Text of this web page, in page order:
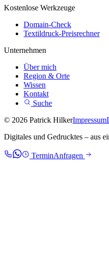
Kostenlose Werkzeuge
Domain-Check
Textildruck-Preisrechner
Unternehmen
Über mich
Region & Orte
Wissen
Kontakt
Suche
© 2026 Patrick HilkerImpressum
Digitales und Gedrucktes – aus
TerminAnfragen